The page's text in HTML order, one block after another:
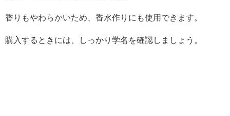
香りもやわらかいため、香水作りにも使用できます。
購入するときには、しっかり学名を確認しましょう。